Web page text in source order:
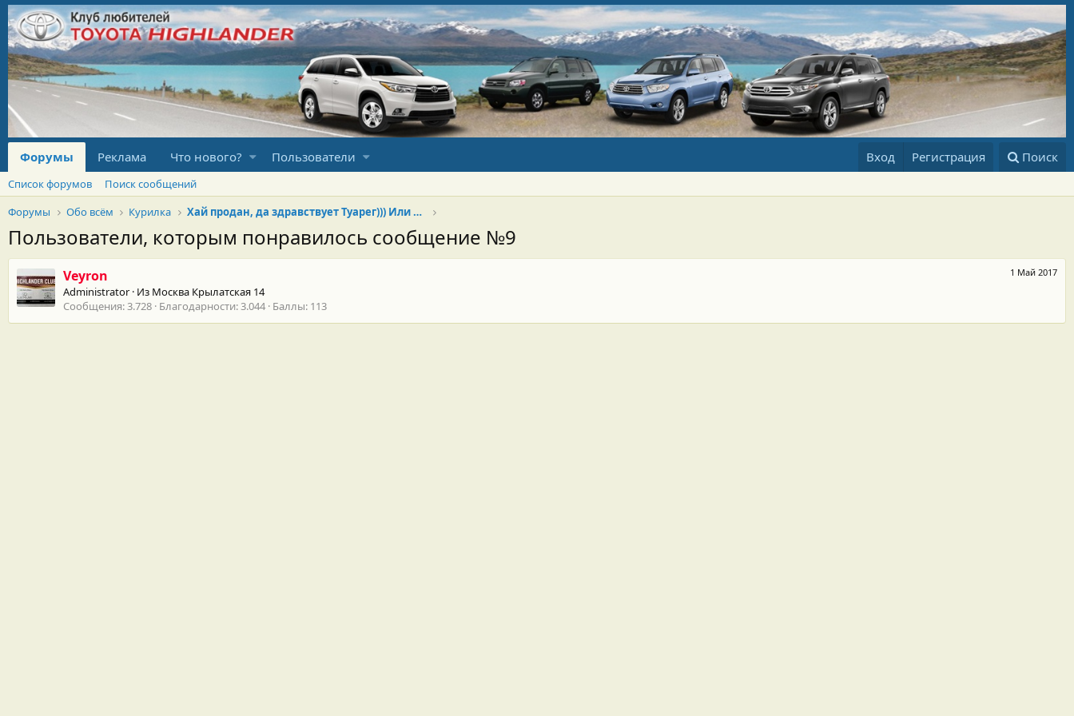
Форумы Реклама Что нового? Пользователи Вход Регистрация Поиск
Список форумов
Поиск сообщений
Форумы
Обо всём Курилка Хай продан, да здравствует Туарег))) Или Китай наше всё)))
Пользователи, которым понравилось сообщение №9
1 Май 2017
Veyron
Administrator · Из Москва Крылатская 14
Сообщения 3.728 Благодарности 3.044 Баллы 113